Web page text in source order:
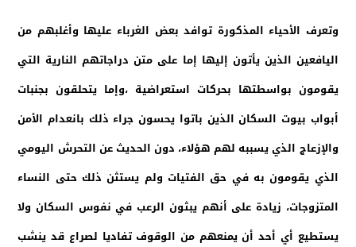
وتعرف الأحياء المذكورة توافد بعض الغرباء عليها وأغلبهم من
اليافعين الذين يأتون إليها إما على متن دراجاتهم النارية التي
يقومون بواسطتها بحركات استعراضية ،وإما يتحلقون بجنبات
أبواب بيوت السكان الذين باتوا يحسون جراء ذلك بانعدام الأمن
والإزعاج الذي يسببه لهم هؤلاء، دون الحديث عن التحرش اليومي
الذي يقومون به في حق الفتيات ولم يستثن ذلك حتى النساء
المتزوجات، زيادة على أنهم يبثون الرعب في نفوس السكان ولا
يستطيع أي أحد أن يمنعهم من الوقوف تفاديا لصراع قد ينشب